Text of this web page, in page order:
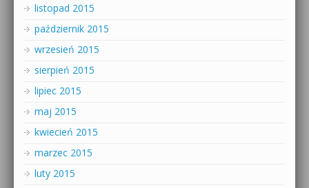
listopad 2015
październik 2015
wrzesień 2015
sierpień 2015
lipiec 2015
maj 2015
kwiecień 2015
marzec 2015
luty 2015